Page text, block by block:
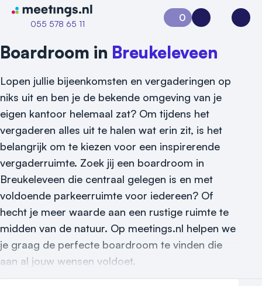
Naar home van Meetings
055 578 65 11
Vraag locatie aan
Locatiegids
Meld locatie aan
Nieuws
0
Aanvraag 0Inloggen
Boardroom in Breukeleveen
Lopen jullie bijeenkomsten en vergaderingen op
niks uit en ben je de bekende omgeving van je
eigen kantoor helemaal zat? Om tijdens het
vergaderen alles uit te halen wat erin zit, is het
belangrijk om te kiezen voor een inspirerende
vergaderruimte. Zoek jij een boardroom in
Breukeleveen die centraal gelegen is en met
voldoende parkeerruimte voor iedereen? Of
hecht je meer waarde aan een rustige ruimte te
midden van de natuur. Op meetings.nl helpen we
je graag de perfecte boardroom te vinden die
aan al jouw wensen voldoet.